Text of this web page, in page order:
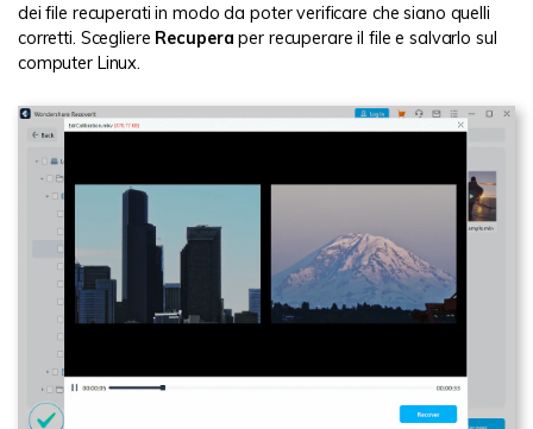
dei file recuperati in modo da poter verificare che siano quelli
corretti. Scegliere Recupera per recuperare il file e salvarlo sul
computer Linux.